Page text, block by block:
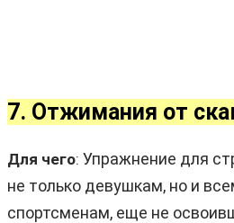
7. Отжимания от
Для чего: Упражнение для
не только девушкам, но и
спортсменам, еще не